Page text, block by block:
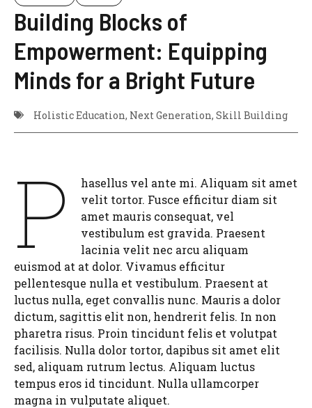
Building Blocks of
Empowerment: Equipping
Minds for a Bright Future
Holistic Education, Next Generation, Skill Building
P
hasellus vel ante mi. Aliquam sit amet
velit tortor. Fusce efficitur diam sit
amet mauris consequat, vel
vestibulum est gravida. Praesent
lacinia velit nec arcu aliquam
euismod at at dolor. Vivamus efficitur
pellentesque nulla et vestibulum. Praesent at
luctus nulla, eget convallis nunc. Mauris a dolor
dictum, sagittis elit non, hendrerit felis. In non
pharetra risus. Proin tincidunt felis et volutpat
facilisis. Nulla dolor tortor, dapibus sit amet elit
sed, aliquam rutrum lectus. Aliquam luctus
tempus eros id tincidunt. Nulla ullamcorper
magna in vulputate aliquet.